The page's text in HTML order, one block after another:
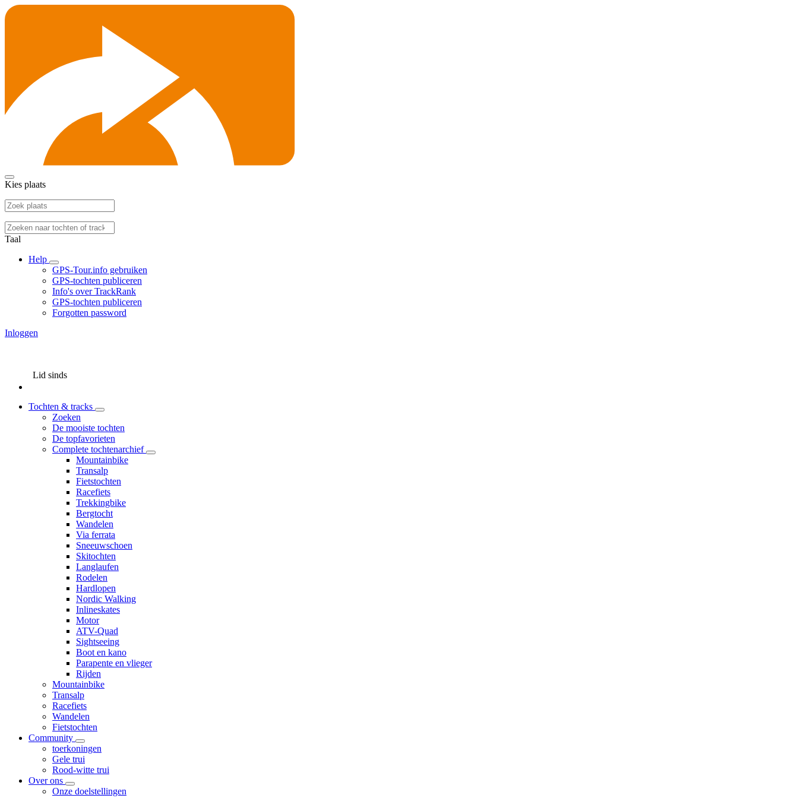
Kies plaats
Taal
Help
GPS-Tour.info gebruiken
GPS-tochten publiceren
Info's over TrackRank
GPS-tochten publiceren
Forgotten password
Inloggen
Lid sinds
Tochten & tracks
Zoeken
De mooiste tochten
De topfavorieten
Complete tochtenarchief
Mountainbike
Transalp
Fietstochten
Racefiets
Trekkingbike
Bergtocht
Wandelen
Via ferrata
Sneeuwschoen
Skitochten
Langlaufen
Rodelen
Hardlopen
Nordic Walking
Inlineskates
Motor
ATV-Quad
Sightseeing
Boot en kano
Parapente en vlieger
Rijden
Mountainbike
Transalp
Racefiets
Wandelen
Fietstochten
Community
toerkoningen
Gele trui
Rood-witte trui
Over ons
Onze doelstellingen